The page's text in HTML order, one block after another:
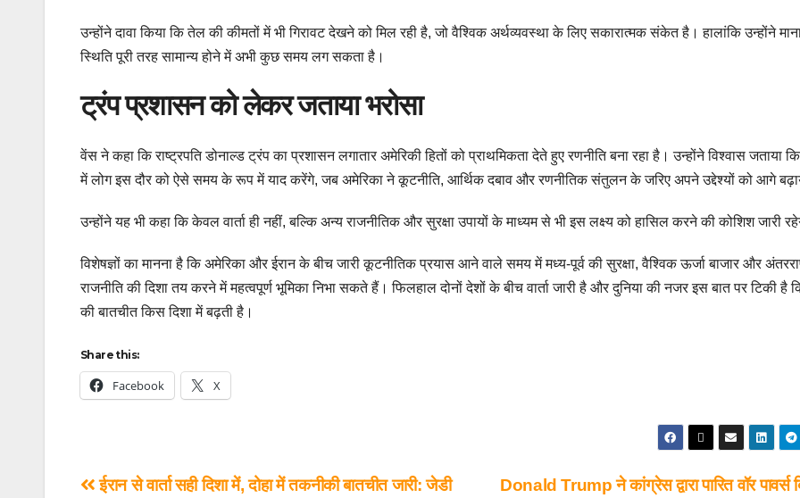
उन्होंने दावा किया कि तेल की कीमतों में भी गिरावट देखने को मिल रही है, जो वैश्विक अर्थव्यवस्था के लिए सकारात्मक संकेत है। हालांकि उन्होंने
स्थिति पूरी तरह सामान्य होने में अभी कुछ समय लग सकता है।
ट्रंप प्रशासन को लेकर जताया भरोसा
वेंस ने कहा कि राष्ट्रपति डोनाल्ड ट्रंप का प्रशासन लगातार अमेरिकी हितों को प्राथमिकता देते हुए रणनीति बना रहा है। उन्होंने विश्वास जताया
में लोग इस दौर को ऐसे समय के रूप में याद करेंगे, जब अमेरिका ने कूटनीति, आर्थिक दबाव और रणनीतिक संतुलन के जरिए अपने उद्देश्यों को आगे
उन्होंने यह भी कहा कि केवल वार्ता ही नहीं, बल्कि अन्य राजनीतिक और सुरक्षा उपायों के माध्यम से भी इस लक्ष्य को हासिल करने की कोशिश जारी
विशेषज्ञों का मानना है कि अमेरिका और ईरान के बीच जारी कूटनीतिक प्रयास आने वाले समय में मध्य-पूर्व की सुरक्षा, वैश्विक ऊर्जा बाजार और
राजनीति की दिशा तय करने में महत्वपूर्ण भूमिका निभा सकते हैं। फिलहाल दोनों देशों के बीच वार्ता जारी है और दुनिया की नजर इस बात पर टिकी है
की बातचीत किस दिशा में बढ़ती है।
Share this:
Facebook X
Donald Trump ने कांग्रेस द्वारा पारित वॉर पावर्स
ईरान से वार्ता सही दिशा में, दोहा में तकनीकी बातचीत जारी: जेडी